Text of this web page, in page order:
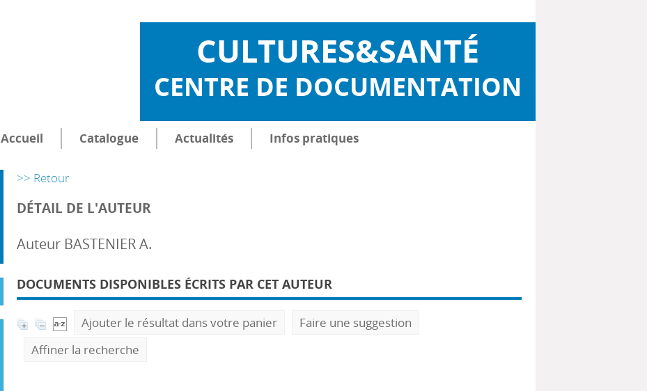
CULTURES&SANTÉ
CENTRE DE DOCUMENTATION
Accueil Catalogue Actualités Infos pratiques
>> Retour
DÉTAIL DE L'AUTEUR
Auteur BASTENIER A.
DOCUMENTS DISPONIBLES ÉCRITS PAR CET AUTEUR
Ajouter le résultat dans votre panier
Faire une suggestion
Affiner la recherche